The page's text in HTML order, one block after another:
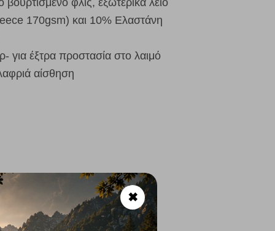
φλις, εξωτερικά λείο
170gsm) και 10% Ελαστάνη
για έξτρα προστασία στο λαιμό
αίσθηση
✖